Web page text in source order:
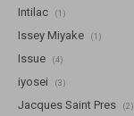
Intilac (1)
Issey Miyake (1)
Issue (4)
iyosei (3)
Jacques Saint Pres (2)